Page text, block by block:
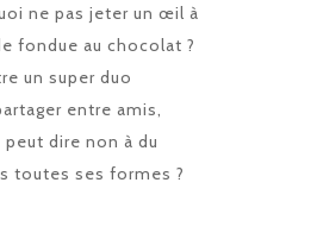
ne pas jeter un œil à
fondue au chocolat ?
un super duo
entre amis,
peut dire non à du
toutes ses formes ?